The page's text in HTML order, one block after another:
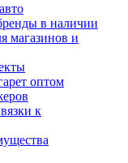
в наличии
магазинов и
оптом
к